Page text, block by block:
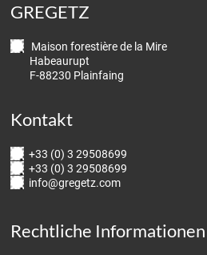
GREGETZ
Maison forestière de la Mire
Habeaurupt
F-88230 Plainfaing
Kontakt
+33 (0) 3 29508699
+33 (0) 3 29508699
info@gregetz.com
Rechtliche Informationen